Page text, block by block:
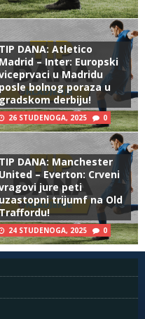
TIP DANA: Atletico
Madrid – Inter: Europski
u Madridu
posle bolnog poraza u
derbiju!
26 STUDENOGA, 2025 0
TIP DANA: Manchester
United – Everton: Crveni
jure peti
uzastopni trijumf na Old
24 STUDENOGA, 2025 0